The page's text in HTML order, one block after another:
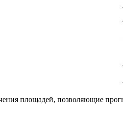
площадей, позволяющие